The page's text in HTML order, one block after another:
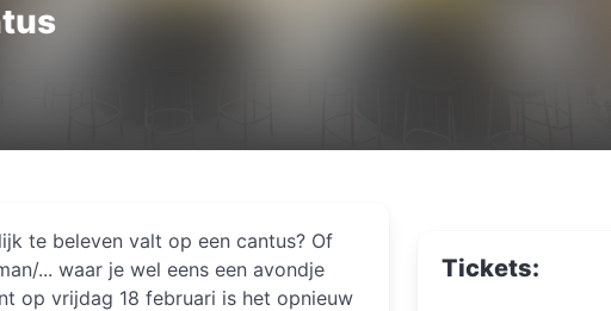
te beleven valt op een cantus? Of
... waar je wel eens een avondje
op vrijdag 18 februari is het opnieuw
Tickets: